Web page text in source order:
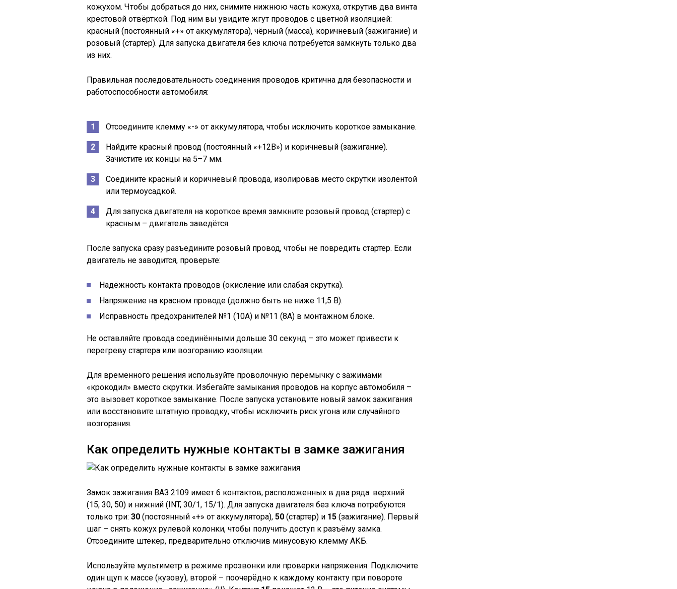
кожухом. Чтобы добраться до них, снимите нижнюю часть кожуха, открутив два винта
крестовой отвёрткой. Под ним вы увидите жгут проводов с цветной изоляцией:
красный (постоянный «+» от аккумулятора), чёрный (масса), коричневый (зажигание) и
розовый (стартер). Для запуска двигателя без ключа потребуется замкнуть только два
из них.
Правильная последовательность соединения проводов критична для безопасности и
работоспособности автомобиля:
Отсоедините клемму «-» от аккумулятора, чтобы исключить короткое замыкание.
Найдите красный провод (постоянный «+12В») и коричневый (зажигание).
Зачистите их концы на 5–7 мм.
Соедините красный и коричневый провода, изолировав место скрутки изолентой
или термоусадкой.
Для запуска двигателя на короткое время замкните розовый провод (стартер) с
красным – двигатель заведётся.
После запуска сразу разъедините розовый провод, чтобы не повредить стартер. Если
двигатель не заводится, проверьте:
Надёжность контакта проводов (окисление или слабая скрутка).
Напряжение на красном проводе (должно быть не ниже 11,5 В).
Исправность предохранителей №1 (10А) и №11 (8А) в монтажном блоке.
Не оставляйте провода соединёнными дольше 30 секунд – это может привести к
перегреву стартера или возгоранию изоляции.
Для временного решения используйте проволочную перемычку с зажимами
«крокодил» вместо скрутки. Избегайте замыкания проводов на корпус автомобиля –
это вызовет короткое замыкание. После запуска установите новый замок зажигания
или восстановите штатную проводку, чтобы исключить риск угона или случайного
возгорания.
Как определить нужные контакты в замке зажигания
Замок зажигания ВАЗ 2109 имеет 6 контактов, расположенных в два ряда: верхний
(15, 30, 50) и нижний (INT, 30/1, 15/1). Для запуска двигателя без ключа потребуются
только три: 30 (постоянный «+» от аккумулятора), 50 (стартер) и 15 (зажигание). Первый
шаг – снять кожух рулевой колонки, чтобы получить доступ к разъёму замка.
Отсоедините штекер, предварительно отключив минусовую клемму АКБ.
Используйте мультиметр в режиме прозвонки или проверки напряжения. Подключите
один щуп к массе (кузову), второй – поочерёдно к каждому контакту при повороте